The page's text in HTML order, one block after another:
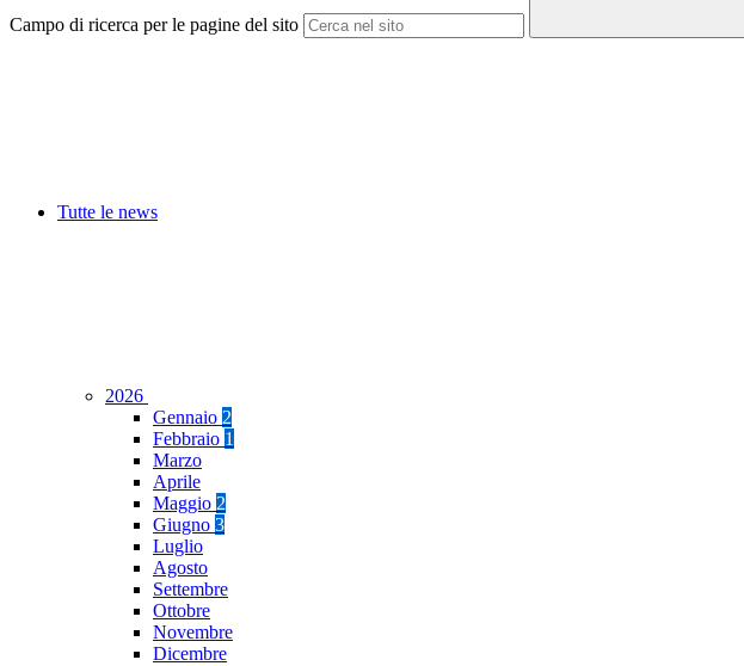
Campo di ricerca per le pagine del sito
Tutte le news
2026
Gennaio 2
Febbraio 1
Marzo
Aprile
Maggio 2
Giugno 3
Luglio
Agosto
Settembre
Ottobre
Novembre
Dicembre